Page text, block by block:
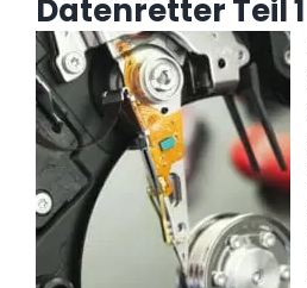
Datenretter Teil 1